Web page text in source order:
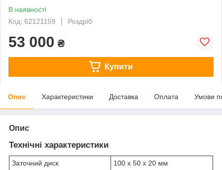
В наявності
Код: 62121159
Роздріб
53 000 ₴
Купити
Опис Характеристики Доставка Оплата Умови
Опис
Технічні характеристики
Заточний диск
100 x 50 x 20 мм